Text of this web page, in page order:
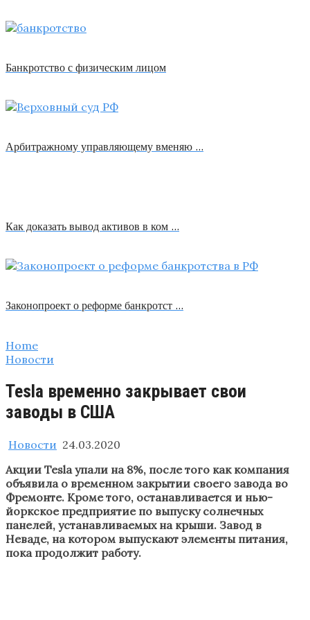
Банкротство с физическим лицом
Арбитражному управляющему вменяю …
Как доказать вывод активов в ком …
Законопроект о реформе банкротст …
Home
Новости
Tesla временно закрывает свои
заводы в США
Новости 24.03.2020
Акции Tesla упали на 8%, после того как компания
объявила о временном закрытии своего завода во
Фремонте. Кроме того, останавливается и нью-
йоркское предприятие по выпуску солнечных
панелей, устанавливаемых на крыши. Завод в
Неваде, на котором выпускают элементы питания,
пока продолжит работу.